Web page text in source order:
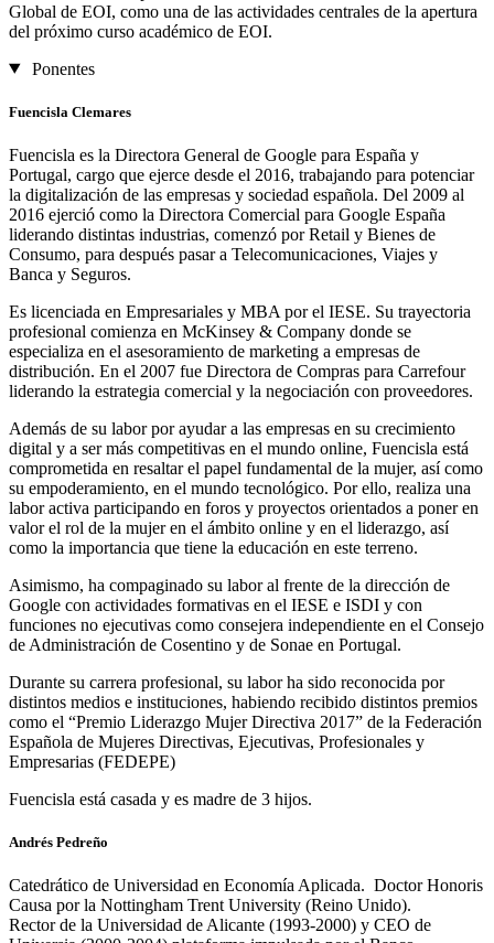
Global de EOI, como una de las actividades centrales de la apertura
del próximo curso académico de EOI.
Ponentes
Fuencisla Clemares
Fuencisla es la Directora General de Google para España y
Portugal, cargo que ejerce desde el 2016, trabajando para potenciar
la digitalización de las empresas y sociedad española. Del 2009 al
2016 ejerció como la Directora Comercial para Google España
liderando distintas industrias, comenzó por Retail y Bienes de
Consumo, para después pasar a Telecomunicaciones, Viajes y
Banca y Seguros.
Es licenciada en Empresariales y MBA por el IESE. Su trayectoria
profesional comienza en McKinsey & Company donde se
especializa en el asesoramiento de marketing a empresas de
distribución. En el 2007 fue Directora de Compras para Carrefour
liderando la estrategia comercial y la negociación con proveedores.
Además de su labor por ayudar a las empresas en su crecimiento
digital y a ser más competitivas en el mundo online, Fuencisla está
comprometida en resaltar el papel fundamental de la mujer, así como
su empoderamiento, en el mundo tecnológico. Por ello, realiza una
labor activa participando en foros y proyectos orientados a poner en
valor el rol de la mujer en el ámbito online y en el liderazgo, así
como la importancia que tiene la educación en este terreno.
Asimismo, ha compaginado su labor al frente de la dirección de
Google con actividades formativas en el IESE e ISDI y con
funciones no ejecutivas como consejera independiente en el Consejo
de Administración de Cosentino y de Sonae en Portugal.
Durante su carrera profesional, su labor ha sido reconocida por
distintos medios e instituciones, habiendo recibido distintos premios
como el “Premio Liderazgo Mujer Directiva 2017” de la Federación
Española de Mujeres Directivas, Ejecutivas, Profesionales y
Empresarias (FEDEPE)
Fuencisla está casada y es madre de 3 hijos.
Andrés Pedreño
Catedrático de Universidad en Economía Aplicada. Doctor Honoris
Causa por la Nottingham Trent University (Reino Unido).
Rector de la Universidad de Alicante (1993-2000) y CEO de